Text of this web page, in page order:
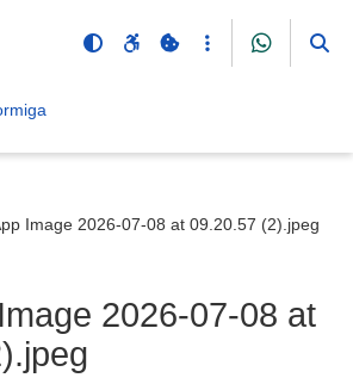
Image 2026-07-08 at 09.20.57 (2).jpeg
2026-07-08 at